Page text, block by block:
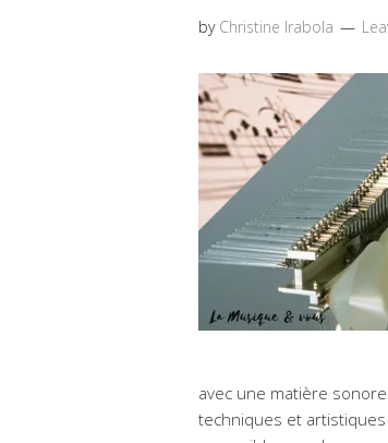
by Christine Irabola
avec une matière
techniques et artistiques